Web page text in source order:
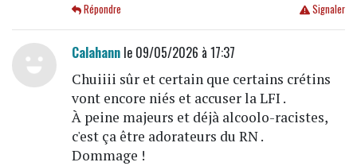
Signaler
Répondre
Calahannle 09/05/2026 à 17:37
Chuiiii sûr et certain que certains crétins
vont encore niés et accuser la LFI .
À peine majeurs et déjà alcoolo-racistes,
c'est ça être adorateurs du RN .
Dommage !